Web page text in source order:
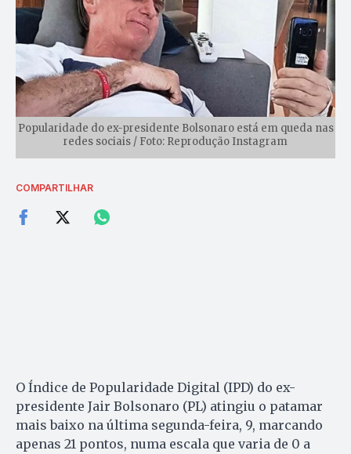
Popularidade do ex-presidente Bolsonaro está em queda nas
redes sociais / Foto: Reprodução Instagram
COMPARTILHAR
O Índice de Popularidade Digital (IPD) do ex-
presidente Jair Bolsonaro (PL) atingiu o patamar
mais baixo na última segunda-feira, 9, marcando
apenas 21 pontos, numa escala que varia de 0 a